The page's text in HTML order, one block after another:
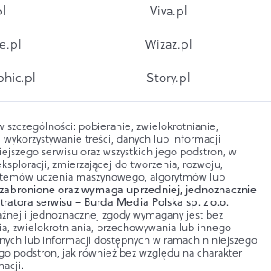
Viva.pl
Wizaz.pl
Story.pl
szczególności: pobieranie, zwielokrotnianie,
treści, danych lub informacji
serwisu oraz wszystkich jego podstron, w
zmierzającej do tworzenia, rozwoju,
uczenia maszynowego, algorytmów lub
oraz wymaga uprzedniej, jednoznacznie
serwisu – Burda Media Polska sp. z o.o.
i jednoznacznej zgody wymagany jest bez
zwielokrotniania, przechowywania lub innego
lub informacji dostępnych w ramach niniejszego
podstron, jak również bez względu na charakter